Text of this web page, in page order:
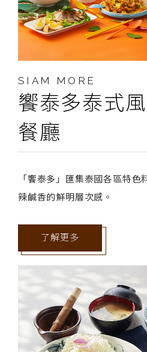
SIAM MORE
饗泰多泰式
餐廳
「饗泰多」匯集泰國各區特
辣鹹香的鮮明層次感。
了解更多